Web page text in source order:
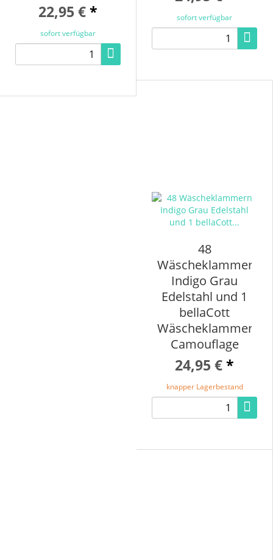
22,95 €*
sofort verfügbar
sofort verfügbar
48
Wäscheklammern
Indigo Grau
Edelstahl und 1
bellaCott
Camouflage
24,95 €*
knapper Lagerbestand